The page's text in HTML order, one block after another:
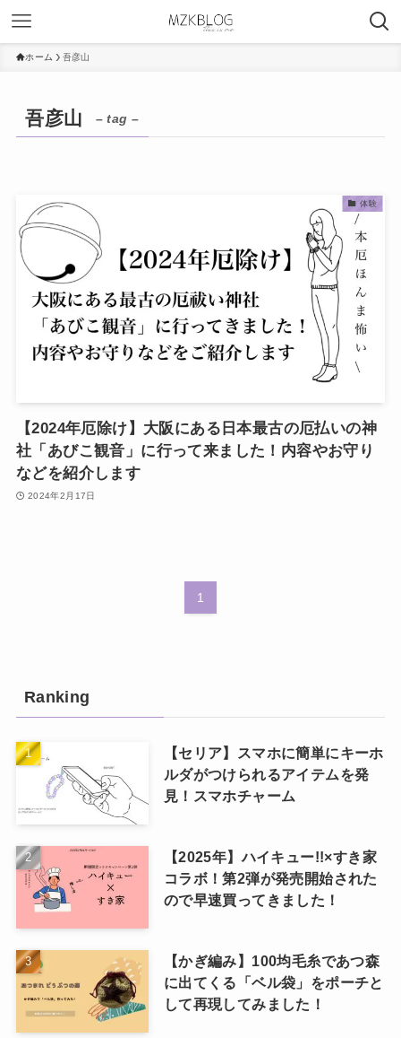
ホーム 吾彦山
吾彦山 – tag –
体験
【2024年厄除け】大阪にある日本最古の厄払いの神
社「あびこ観音」に行って来ました！内容やお守り
などを紹介します
2024年2月17日
1
Ranking
【セリア】スマホに簡単にキーホ
ルダがつけられるアイテムを発
見！スマホチャーム
【2025年】ハイキュー!!×すき家
コラボ！第2弾が発売開始された
ので早速買ってきました！
【かぎ編み】100均毛糸であつ森
に出てくる「ベル袋」をポーチと
して再現してみました！